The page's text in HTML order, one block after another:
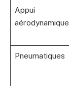
Appui
aérodynamique
Pneumatiques